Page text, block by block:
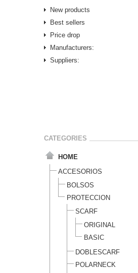
New products
Best sellers
Price drop
Manufacturers:
Suppliers:
CATEGORIES
HOME
ACCESORIOS
BOLSOS
PROTECCION
SCARF
ORIGINAL
BASIC
DOBLESCARF
POLARNECK